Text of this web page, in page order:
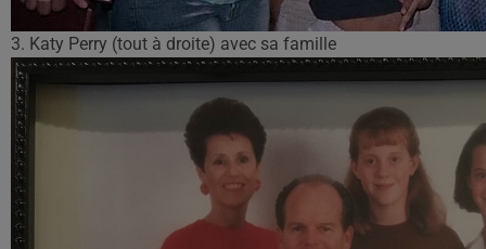
3. Katy Perry (tout à droite) avec sa famille